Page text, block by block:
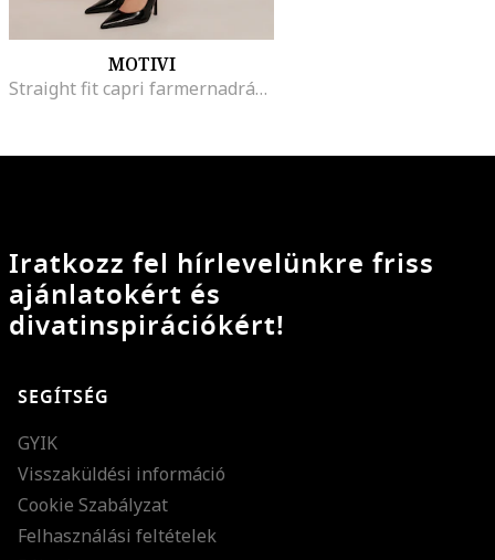
MOTIVI
Straight fit capri farmernadrág, Tengerészkék
Iratkozz fel hírlevelünkre friss
ajánlatokért és
divatinspirációkért!
SEGÍTSÉG
GYIK
Visszaküldési információ
Cookie Szabályzat
Felhasználási feltételek